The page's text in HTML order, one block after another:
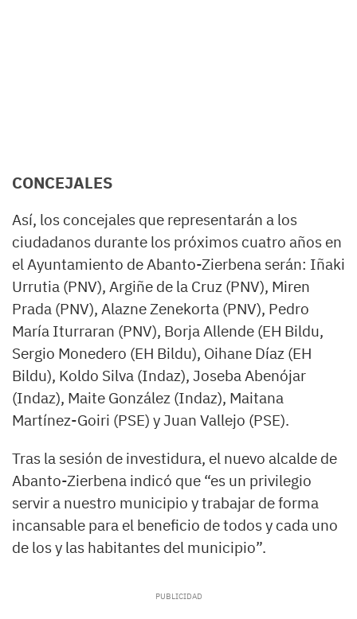
CONCEJALES
Así, los concejales que representarán a los
ciudadanos durante los próximos cuatro años en
el Ayuntamiento de Abanto-Zierbena serán: Iñaki
Urrutia (PNV), Argiñe de la Cruz (PNV), Miren
Prada (PNV), Alazne Zenekorta (PNV), Pedro
María Iturraran (PNV), Borja Allende (EH Bildu,
Sergio Monedero (EH Bildu), Oihane Díaz (EH
Bildu), Koldo Silva (Indaz), Joseba Abenójar
(Indaz), Maite González (Indaz), Maitana
Martínez-Goiri (PSE) y Juan Vallejo (PSE).
Tras la sesión de investidura, el nuevo alcalde de
Abanto-Zierbena indicó que “es un privilegio
servir a nuestro municipio y trabajar de forma
incansable para el beneficio de todos y cada uno
de los y las habitantes del municipio”.